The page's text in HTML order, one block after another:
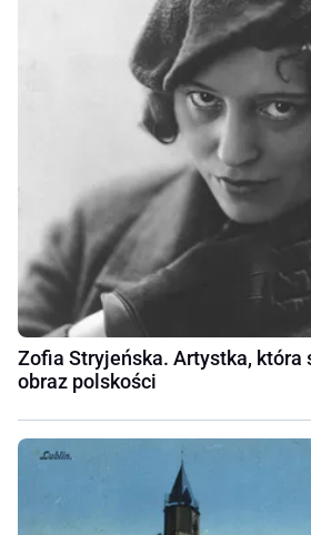
Zofia Stryjeńska. Artystka, która
obraz polskości